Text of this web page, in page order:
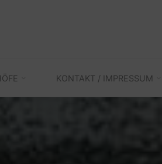
KONTAKT / IMPRESSUM